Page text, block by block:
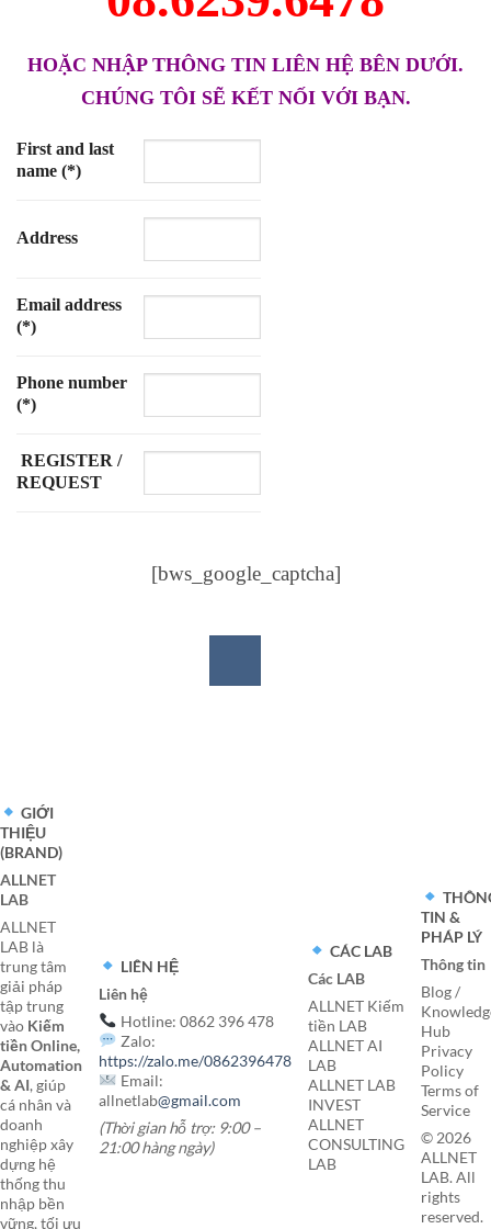
HOẶC NHẬP THÔNG TIN LIÊN HỆ BÊN DƯỚI.
CHÚNG TÔI SẼ KẾT NỐI VỚI BẠN.
First and last
name (*)
Address
Email address
(*)
Phone number
(*)
REGISTER /
REQUEST
[bws_google_captcha]
GIỚI
THIỆU
(BRAND)
ALLNET
LAB
ALLNET
LAB là
trung tâm
giải pháp
tập trung
vào Kiếm
tiền Online,
Automation
& AI, giúp
cá nhân và
doanh
nghiệp xây
dựng hệ
thống thu
nhập bền
vững, tối ưu
LIÊN HỆ
Liên hệ
Hotline: 0862 396 478
Zalo:
https://zalo.me/0862396478
Email:
allnetlab@gmail.com
(Thời gian hỗ trợ: 9:00 –
21:00 hàng ngày)
CÁC LAB
Các LAB
ALLNET Kiếm
tiền LAB
ALLNET AI
LAB
ALLNET LAB
INVEST
ALLNET
CONSULTING
LAB
TIN &
PHÁP LÝ
Thông tin
Blog /
Hub
Privacy
Policy
Terms of
Service
© 2026
ALLNET
LAB. All
rights
reserved.